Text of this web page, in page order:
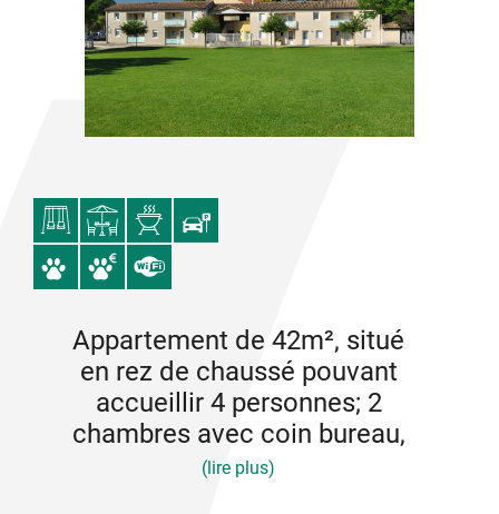
Appartement de 42m², situé
en rez de chaussé pouvant
accueillir 4 personnes; 2
chambres avec coin bureau,
(lire plus)